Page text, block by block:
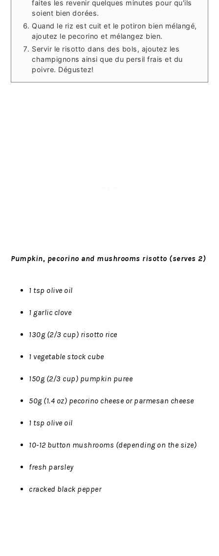
faites les revenir quelques minutes pour qu'ils
soient bien dorées.
Quand le riz est cuit et le potiron bien mélangé,
ajoutez le pecorino et mélangez bien.
Servir le risotto dans des bols, ajoutez les
champignons ainsi que du persil frais et du
poivre. Dégustez!
Pumpkin, pecorino and mushrooms risotto (serves 2)
1 tsp olive oil
1 garlic clove
130g (2/3 cup) risotto rice
1 vegetable stock cube
150g (2/3 cup) pumpkin puree
50g (1.4 oz) pecorino cheese or parmesan cheese
1 tsp olive oil
10-12 button mushrooms (depending on the size)
fresh parsley
cracked black pepper